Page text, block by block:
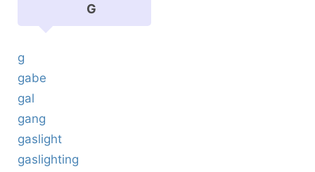
G
g
gabe
gal
gang
gaslight
gaslighting